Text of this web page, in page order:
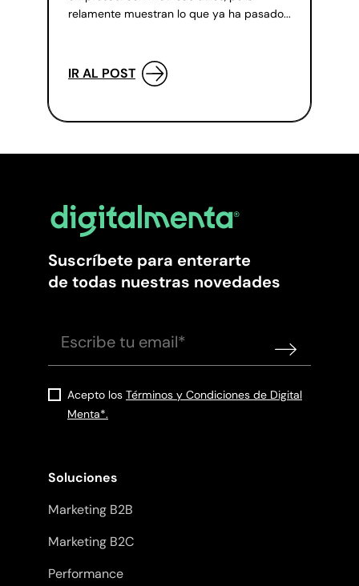
relamente muestran lo que ya ha pasado...
IR AL POST
Suscríbete para enterarte
de todas nuestras novedades
Acepto los Términos y Condiciones de Digital
Menta*.
Soluciones
Marketing B2B
Marketing B2C
Performance